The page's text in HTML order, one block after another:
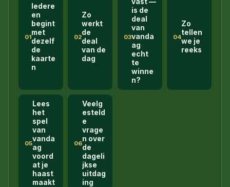
01
Iedere
en
begint
met
dezelf
de
kaarte
n
02
Zo
werkt
de
deal
van de
dag
03
is de
deal
van
vanda
ag
echt
te
winne
n?
04
Zo
tellen
we je
reeks
05
Lees
het
spel
van
vanda
ag
voord
at je
haast
maakt
06
Veelg
esteld
e
vrage
n over
de
dageli
jkse
uitdag
ing